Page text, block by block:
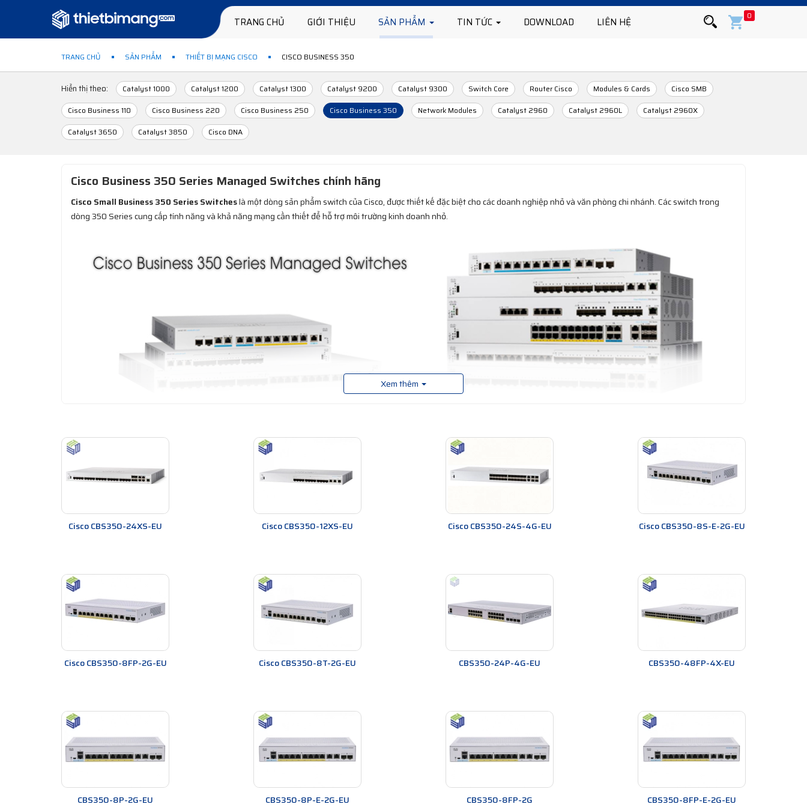
TRANG CHỦ GIỚI THIỆU SẢN PHẨM TIN TỨC DOWNLOAD LIÊN HỆ 0
TRANG CHỦ SẢN PHẨM THIẾT BỊ MẠNG CISCO CISCO BUSINESS 350
Hiển thị theo: Catalyst 1000 Catalyst 1200 Catalyst 1300 Catalyst 9200 Catalyst 9300 Switch Core Router Cisco Modules & Cards
Cisco SMB
Cisco Business 110
Cisco Business 220 Cisco Business 250 Cisco Business 350 Network Modules Catalyst 2960 Catalyst 2960L
Catalyst 2960X
Catalyst 3650
Catalyst 3850 Cisco DNA
Cisco Business 350 Series Managed Switches chính hãng
Cisco Small Business 350 Series Switcheslà một dòng sản phẩm switch của Cisco, được thiết kế đặc biệt cho các doanh nghiệp nhỏ và văn phòng chi nhánh. Các switch trong
dòng 350 Series cung cấp tính năng và khả năng mạng cần thiết để hỗ trợ môi trường kinh doanh nhỏ.
thiệu.
thuộc phân khúc thiết bị chuyển mạch cho phép quản lý được. Thiết bị chuyển mạch này cung cấp đầy đủ các tính năng quan trọng, đồng thời còn tích
Switch Cisco Business 350 Series
là dòng thiết bị chuyển mạch Ethernet được quản lý cấu hình cố định. Các mô hình có sẵn với 8 đến 48 ports (cổng) kết nối Gigabit Ethernet và
Xem thêm
Cisco CBS350-24XS-EU Cisco CBS350-12XS-EU Cisco CBS350-24S-4G-EU Cisco CBS350-8S-E-2G-EU
Cisco CBS350-8FP-2G-EU Cisco CBS350-8T-2G-EU CBS350-24P-4G-EU CBS350-48FP-4X-EU
CBS350-8P-2G-EU CBS350-8P-E-2G-EU CBS350-8FP-2G CBS350-8FP-E-2G-EU